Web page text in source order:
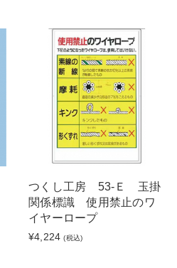
つくし工房 53-Ｅ 玉掛
関係標識 使用禁止のワ
イヤーロープ
¥4,224 (税込)